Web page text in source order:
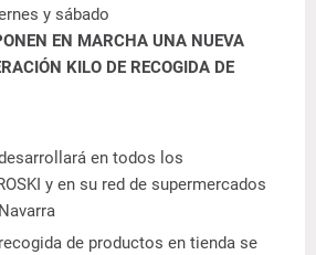
y sábado
EN MARCHA UNA NUEVA
KILO DE RECOGIDA DE
en todos los
y en su red de supermercados
de productos en tienda se